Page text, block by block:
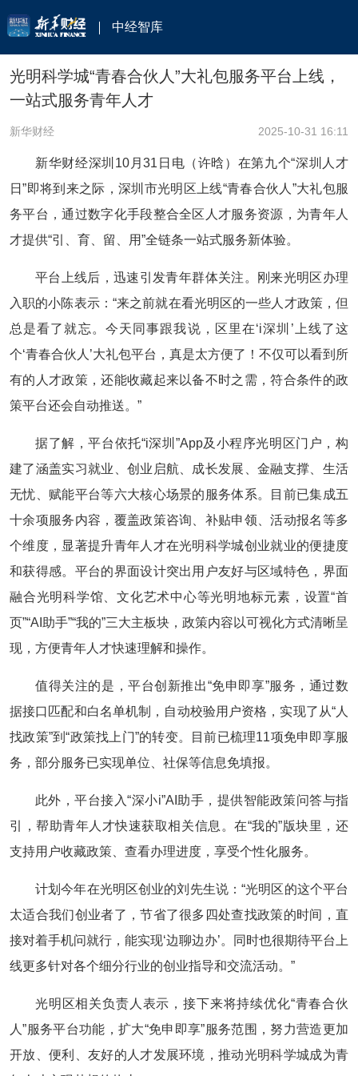
中经智库
光明科学城“青春合伙人”大礼包服务平台上线，
一站式服务青年人才
新华财经 2025-10-31 16:11
新华财经深圳10月31日电（许晗）在第九个“深圳人才
日”即将到来之际，深圳市光明区上线“青春合伙人”大礼包服
务平台，通过数字化手段整合全区人才服务资源，为青年人
才提供“引、育、留、用”全链条一站式服务新体验。
平台上线后，迅速引发青年群体关注。刚来光明区办理
入职的小陈表示：“来之前就在看光明区的一些人才政策，但
总是看了就忘。今天同事跟我说，区里在‘i深圳’上线了这
个‘青春合伙人’大礼包平台，真是太方便了！不仅可以看到所
有的人才政策，还能收藏起来以备不时之需，符合条件的政
策平台还会自动推送。”
据了解，平台依托“i深圳”App及小程序光明区门户，构
建了涵盖实习就业、创业启航、成长发展、金融支撑、生活
无忧、赋能平台等六大核心场景的服务体系。目前已集成五
十余项服务内容，覆盖政策咨询、补贴申领、活动报名等多
个维度，显著提升青年人才在光明科学城创业就业的便捷度
和获得感。平台的界面设计突出用户友好与区域特色，界面
融合光明科学馆、文化艺术中心等光明地标元素，设置“首
页”“AI助手”“我的”三大主板块，政策内容以可视化方式清晰呈
现，方便青年人才快速理解和操作。
值得关注的是，平台创新推出“免申即享”服务，通过数
据接口匹配和白名单机制，自动校验用户资格，实现了从“人
找政策”到“政策找上门”的转变。目前已梳理11项免申即享服
务，部分服务已实现单位、社保等信息免填报。
此外，平台接入“深小i”AI助手，提供智能政策问答与指
引，帮助青年人才快速获取相关信息。在“我的”版块里，还
支持用户收藏政策、查看办理进度，享受个性化服务。
计划今年在光明区创业的刘先生说：“光明区的这个平台
太适合我们创业者了，节省了很多四处查找政策的时间，直
接对着手机问就行，能实现‘边聊边办’。同时也很期待平台上
线更多针对各个细分行业的创业指导和交流活动。”
光明区相关负责人表示，接下来将持续优化“青春合伙
人”服务平台功能，扩大“免申即享”服务范围，努力营造更加
开放、便利、友好的人才发展环境，推动光明科学城成为青